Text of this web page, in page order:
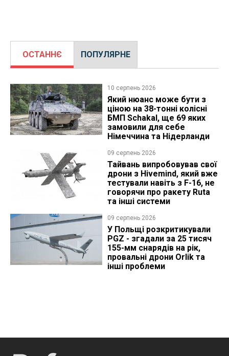
ОСТАННЄ ПОПУЛЯРНЕ
10 серпень 2026
Який нюанс може бути з
ціною на 38-тонні колісні
БМП Schakal, ще 69 яких
замовили для себе
Німеччина та Нідерланди
09 серпень 2026
Тайвань випробовував свої
дрони з Hivemind, який вже
тестували навіть з F-16, не
говорячи про ракету Ruta
та інші системи
09 серпень 2026
У Польщі розкритикували
PGZ - згадали за 25 тисяч
155-мм снарядів на рік,
провальні дрони Orlik та
інші проблеми